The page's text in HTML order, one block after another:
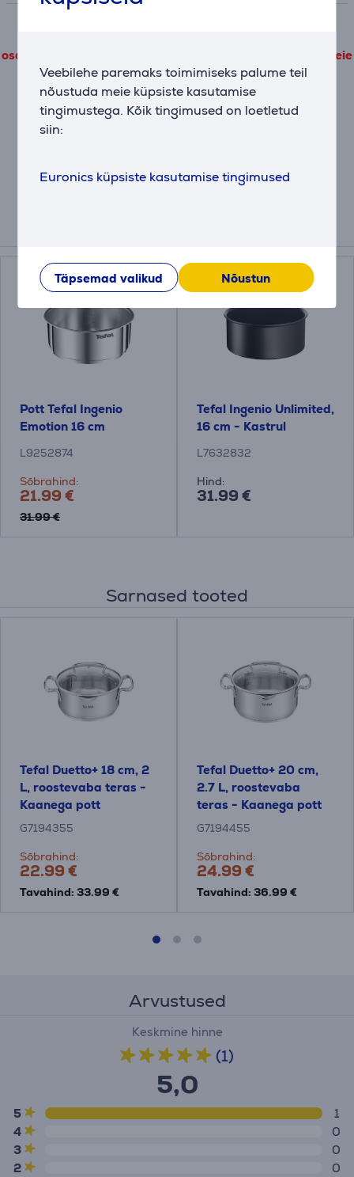
Veebilehe paremaks toimimiseks palume teil
nõustuda meie küpsiste kasutamise
tingimustega. Kõik tingimused on loetletud
siin:
Euronics küpsiste kasutamise tingimused
Täpsemad valikud Nõustun
osapooltelt, on võimalik vaadata vaid siis kui nõustute meie
jõudlusküpsiste kasutamise tingimustega
Täpsemad valikud
Kirjeldus
Pott Tefal Ingenio
Emotion 16 cm
L9252874
Sõbrahind:
21.99 €
31.99 €
Tefal Ingenio Unlimited,
16 cm - Kastrul
L7632832
Hind:
31.99 €
Sarnased tooted
Tefal Duetto+ 18 cm, 2
L, roostevaba teras -
Kaanega pott
G7194355
Sõbrahind:
22.99 €
Tavahind: 33.99 €
Tefal Duetto+ 20 cm,
2.7 L, roostevaba
teras - Kaanega pott
G7194455
Sõbrahind:
24.99 €
Tavahind: 36.99 €
Arvustused
Keskmine hinne
(1)
5,0
5
1
4
0
3
0
2
0